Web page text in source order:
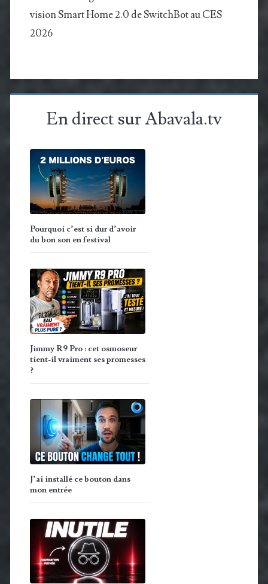
vision Smart Home 2.0 de SwitchBot au CES
2026
En direct sur Abavala.tv
Pourquoi c’est si dur d’avoir
du bon son en festival
Jimmy R9 Pro : cet osmoseur
tient-il vraiment ses promesses
?
J’ai installé ce bouton dans
mon entrée